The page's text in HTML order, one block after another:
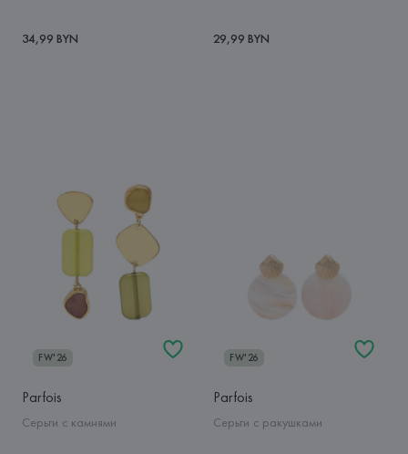
34,99 BYN 29,99 BYN
FW'26
Parfois
Серьги с камнями
FW'26
Parfois
Серьги с ракушками